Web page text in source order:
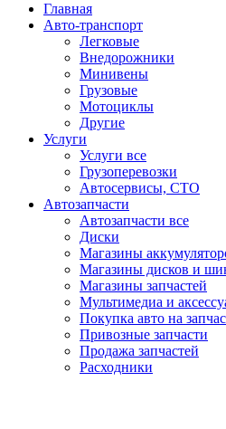
Главная
Авто-транспорт
Легковые
Внедорожники
Минивены
Грузовые
Мотоциклы
Другие
Услуги
Услуги все
Грузоперевозки
Автосервисы, СТО
Автозапчасти
Автозапчасти все
Диски
Магазины
Магазины дисков и
Магазины запчастей
Мультимедиа и
Покупка авто на
Привозные запчасти
Продажа запчастей
Расходники